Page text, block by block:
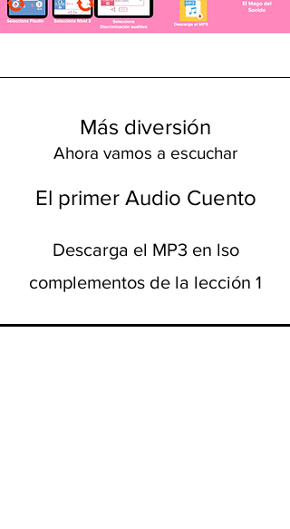
Más diversión
Ahora vamos a escuchar
El primer Audio Cuento
Descarga el MP3 en lso
complementos de la lección 1